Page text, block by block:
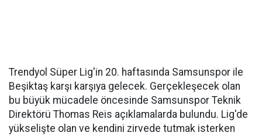
Trendyol Süper Lig'in 20. haftasında Samsunspor ile
Beşiktaş karşı karşıya gelecek. Gerçekleşecek olan
bu büyük mücadele öncesinde Samsunspor Teknik
Direktörü Thomas Reis açıklamalarda bulundu. Lig'de
yükselişte olan ve kendini zirvede tutmak isterken